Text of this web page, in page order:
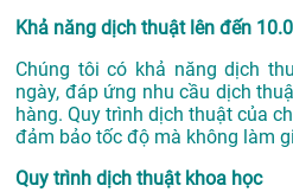
Khả năng dịch thuật lên đến
Chúng tôi có khả năng dịch
ngày, đáp ứng nhu cầu dịch
hàng. Quy trình dịch thuật của
đảm bảo tốc độ mà không làm
Quy trình dịch thuật khoa học